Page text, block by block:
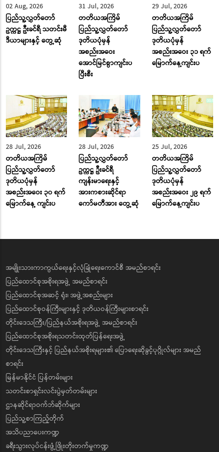
02 Aug, 2026
ပြည်သူ့လွှတ်တော်
ဥက္ကဋ္ဌ ဦးခင်ရီ သတင်းမီ
ဒီယာများနှင့် တွေ့ဆုံ
31 Jul, 2026
တတိယအကြိမ်
ပြည်သူ့လွှတ်တော်
ဒုတိယပုံမှန်
အစည်းအဝေး
အောင်မြင်စွာကျင်းပ
ပြီးစီး
29 Jul, 2026
တတိယအကြိမ်
ပြည်သူ့လွှတ်တော်
ဒုတိယပုံမှန်
အစည်းအဝေး ၃၁ ရက်
မြောက်နေ့ကျင်းပ
28 Jul, 2026
တတိယအကြိမ်
ပြည်သူ့လွှတ်တော်
ဒုတိယပုံမှန်
အစည်းအဝေး ၃၀ ရက်
မြောက်နေ့ ကျင်းပ
28 Jul, 2026
ပြည်သူ့လွှတ်တော်
ဥက္ကဋ္ဌ ဦးခင်ရီ
ကျန်းမာရေးနှင့်
အားကစားဆိုင်ရာ
ကော်မတီအား တွေ့ဆုံ
25 Jul, 2026
တတိယအကြိမ်
ပြည်သူ့လွှတ်တော်
ဒုတိယပုံမှန်
အစည်းအဝေး ၂၉ ရက်
မြောက်နေ့ကျင်းပ
အမျိုးသားကာကွယ်ရေးနှင့်လုံခြုံရေးကောင်စီ အမည်စာရင်း
ပြည်ထောင်စုအစိုးရအဖွဲ့ အမည်စာရင်း
ပြည်ထောင်စုအဆင့် ရုံး၊ အဖွဲ့အစည်းများ
ပြည်ထောင်စုဝန်ကြီးများနှင့် ဒုတိယဝန်ကြီးများစာရင်း
တိုင်းဒေသကြီး/ပြည်နယ်အစိုးရအဖွဲ့ အမည်စာရင်း
ပြည်ထောင်စုအစိုးရသတင်းထုတ်ပြန်ရေးအဖွဲ့
တိုင်းဒေသကြီးနှင့် ပြည်နယ်အစိုးရများ၏ ပြောရေးဆိုခွင့်ပုဂ္ဂိုလ်များ အမည်
စာရင်း
မြန်မာနိုင်ငံ ပြန်တမ်းများ
သတင်းစာရှင်းလင်းပွဲမှတ်တမ်းများ
ဌာနဆိုင်ရာဝက်ဘ်ဆိုက်များ
ပြည်သူ့စာကြည့်တိုက်
အသိပညာပေးကဏ္ဍ
ခရီးသွားလုပ်ငန်းဖွံ့ဖြိုးတိုးတက်မှုကဏ္ဍ